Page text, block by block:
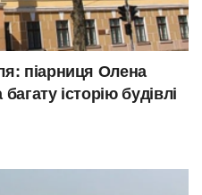
піарниця Олена
історію будівлі